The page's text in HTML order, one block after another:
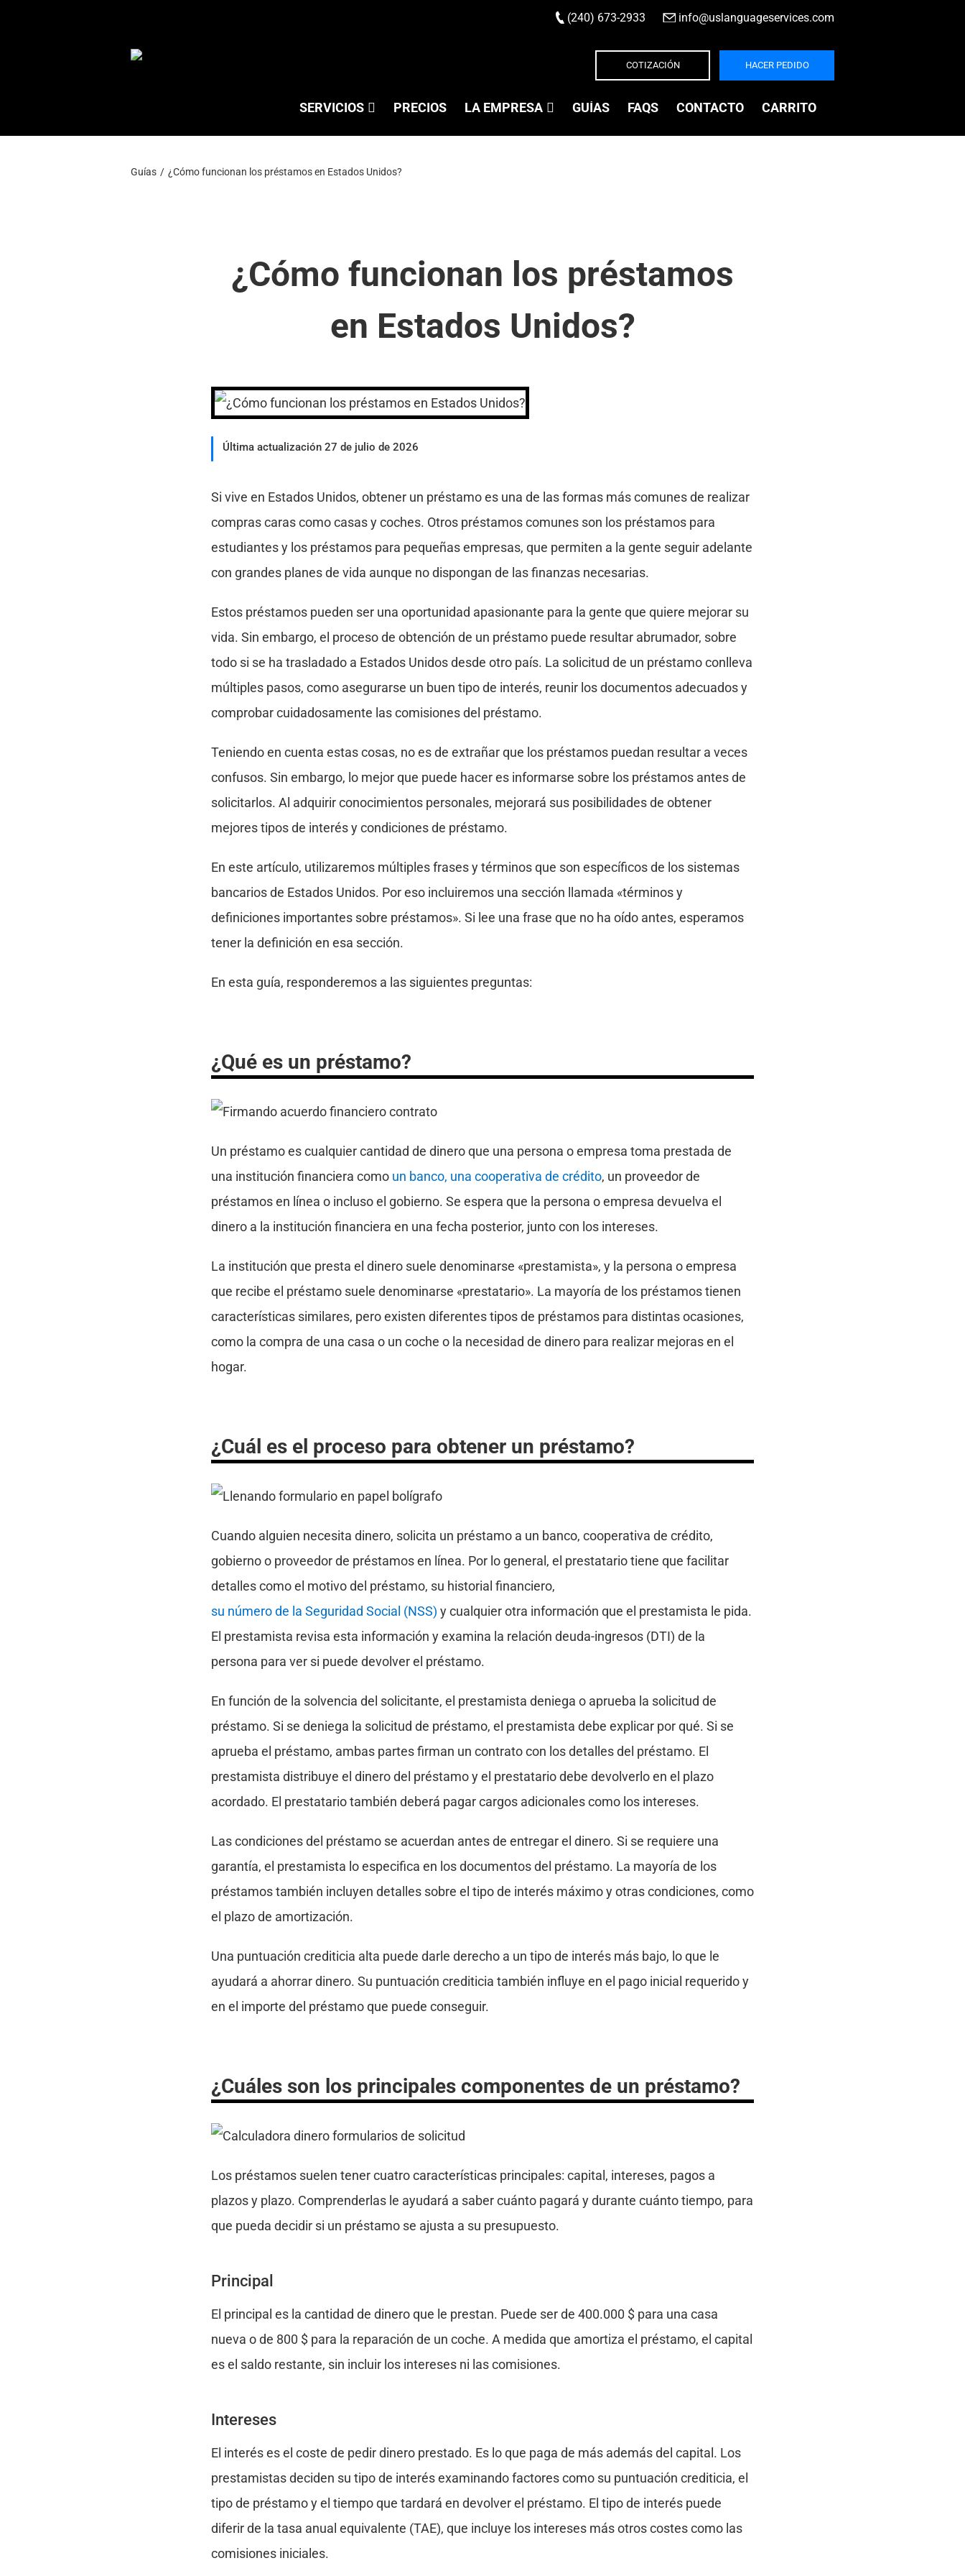
(240) 673-2933 info@uslanguageservices.com
COTIZACIÓN HACER PEDIDO
SERVICIOS PRECIOS LA EMPRESA GUÍAS FAQS CONTACTO CARRITO
Guías ¿Cómo funcionan los préstamos en Estados Unidos?
¿Cómo funcionan los préstamos
en Estados Unidos?
Última actualización 27 de julio de 2026
Si vive en Estados Unidos, obtener un préstamo es una de las formas más comunes de realizar
compras caras como casas y coches. Otros préstamos comunes son los préstamos para
estudiantes y los préstamos para pequeñas empresas, que permiten a la gente seguir adelante
con grandes planes de vida aunque no dispongan de las finanzas necesarias.
Estos préstamos pueden ser una oportunidad apasionante para la gente que quiere mejorar su
vida. Sin embargo, el proceso de obtención de un préstamo puede resultar abrumador, sobre
todo si se ha trasladado a Estados Unidos desde otro país. La solicitud de un préstamo conlleva
múltiples pasos, como asegurarse un buen tipo de interés, reunir los documentos adecuados y
comprobar cuidadosamente las comisiones del préstamo.
Teniendo en cuenta estas cosas, no es de extrañar que los préstamos puedan resultar a veces
confusos. Sin embargo, lo mejor que puede hacer es informarse sobre los préstamos antes de
solicitarlos. Al adquirir conocimientos personales, mejorará sus posibilidades de obtener
mejores tipos de interés y condiciones de préstamo.
En este artículo, utilizaremos múltiples frases y términos que son específicos de los sistemas
bancarios de Estados Unidos. Por eso incluiremos una sección llamada «términos y
definiciones importantes sobre préstamos». Si lee una frase que no ha oído antes, esperamos
tener la definición en esa sección.
En esta guía, responderemos a las siguientes preguntas:
¿Qué es un préstamo?
Un préstamo es cualquier cantidad de dinero que una persona o empresa toma prestada de
una institución financiera como un banco, una cooperativa de crédito, un proveedor de
préstamos en línea o incluso el gobierno. Se espera que la persona o empresa devuelva el
dinero a la institución financiera en una fecha posterior, junto con los intereses.
La institución que presta el dinero suele denominarse «prestamista», y la persona o empresa
que recibe el préstamo suele denominarse «prestatario». La mayoría de los préstamos tienen
características similares, pero existen diferentes tipos de préstamos para distintas ocasiones,
como la compra de una casa o un coche o la necesidad de dinero para realizar mejoras en el
hogar.
¿Cuál es el proceso para obtener un préstamo?
Cuando alguien necesita dinero, solicita un préstamo a un banco, cooperativa de crédito,
gobierno o proveedor de préstamos en línea. Por lo general, el prestatario tiene que facilitar
detalles como el motivo del préstamo, su historial financiero,
su número de la Seguridad Social (NSS) y cualquier otra información que el prestamista le pida.
El prestamista revisa esta información y examina la relación deuda-ingresos (DTI) de la
persona para ver si puede devolver el préstamo.
En función de la solvencia del solicitante, el prestamista deniega o aprueba la solicitud de
préstamo. Si se deniega la solicitud de préstamo, el prestamista debe explicar por qué. Si se
aprueba el préstamo, ambas partes firman un contrato con los detalles del préstamo. El
prestamista distribuye el dinero del préstamo y el prestatario debe devolverlo en el plazo
acordado. El prestatario también deberá pagar cargos adicionales como los intereses.
Las condiciones del préstamo se acuerdan antes de entregar el dinero. Si se requiere una
garantía, el prestamista lo especifica en los documentos del préstamo. La mayoría de los
préstamos también incluyen detalles sobre el tipo de interés máximo y otras condiciones, como
el plazo de amortización.
Una puntuación crediticia alta puede darle derecho a un tipo de interés más bajo, lo que le
ayudará a ahorrar dinero. Su puntuación crediticia también influye en el pago inicial requerido y
en el importe del préstamo que puede conseguir.
¿Cuáles son los principales componentes de un préstamo?
Los préstamos suelen tener cuatro características principales: capital, intereses, pagos a
plazos y plazo. Comprenderlas le ayudará a saber cuánto pagará y durante cuánto tiempo, para
que pueda decidir si un préstamo se ajusta a su presupuesto.
Principal
El principal es la cantidad de dinero que le prestan. Puede ser de 400.000 $ para una casa
nueva o de 800 $ para la reparación de un coche. A medida que amortiza el préstamo, el capital
es el saldo restante, sin incluir los intereses ni las comisiones.
Intereses
El interés es el coste de pedir dinero prestado. Es lo que paga de más además del capital. Los
prestamistas deciden su tipo de interés examinando factores como su puntuación crediticia, el
tipo de préstamo y el tiempo que tardará en devolver el préstamo. El tipo de interés puede
diferir de la tasa anual equivalente (TAE), que incluye los intereses más otros costes como las
comisiones iniciales.